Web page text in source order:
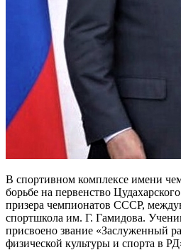
В спортивном комплексе имени
борьбе на первенство
призера чемпионатов СССР,
спортшкола им. Г. Гамидова.
присвоено звание «Заслуженный
физической культуры и спорта в